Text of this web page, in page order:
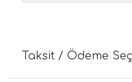
Taksit / Ödeme